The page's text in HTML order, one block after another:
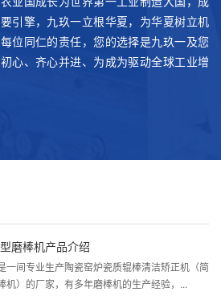
引擎，九玖一立根华夏，为华夏树立机
位同仁的责任，您的选择是九玖一及您
心、齐心并进、为成为驱动全球工业增
磨棒机产品介绍
一间专业生产陶瓷窑炉瓷质辊棒清洁矫正机（简
机）的厂家，有多年磨棒机的生产经验，...